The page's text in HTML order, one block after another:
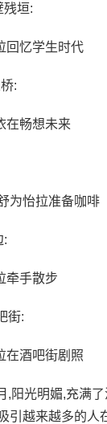
垣:
忆学生时代
:
畅想未来
怡拉准备咖啡
:
手散步
街:
酒吧街剧照
光明媚,充满了
引越来越多的人